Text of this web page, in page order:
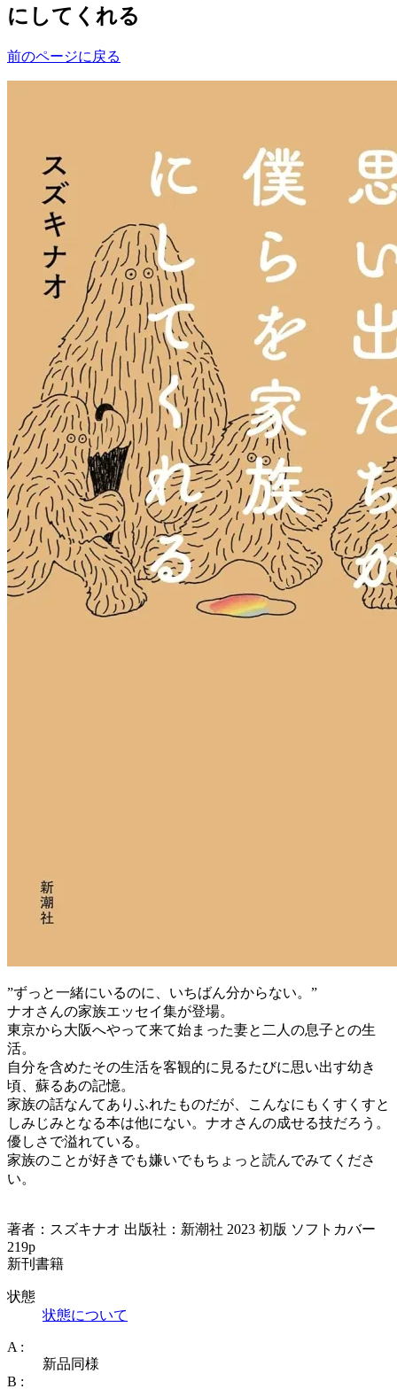
にしてくれる
前のページに戻る
”ずっと一緒にいるのに、いちばん分からない。”
ナオさんの家族エッセイ集が登場。
東京から大阪へやって来て始まった妻と二人の息子との生
活。
自分を含めたその生活を客観的に見るたびに思い出す幼き
頃、蘇るあの記憶。
家族の話なんてありふれたものだが、こんなにもくすくすと
しみじみとなる本は他にない。ナオさんの成せる技だろう。
優しさで溢れている。
家族のことが好きでも嫌いでもちょっと読んでみてくださ
い。
著者：スズキナオ 出版社：新潮社 2023 初版 ソフトカバー
219p
新刊書籍
状態
状態について
A :
新品同様
B :